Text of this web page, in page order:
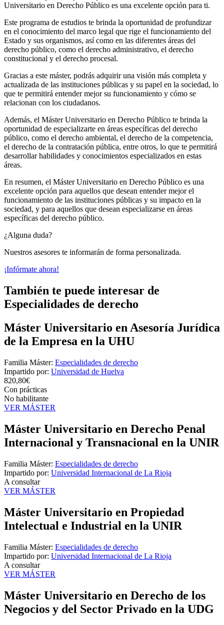
Universitario en Derecho Público es una excelente opción para ti.
Este programa de estudios te brinda la oportunidad de profundizar
en el conocimiento del marco legal que rige el funcionamiento del
Estado y sus organismos, así como en las diferentes áreas del
derecho público, como el derecho administrativo, el derecho
constitucional y el derecho procesal.
Gracias a este máster, podrás adquirir una visión más completa y
actualizada de las instituciones públicas y su papel en la sociedad, lo
que te permitirá entender mejor su funcionamiento y cómo se
relacionan con los ciudadanos.
Además, el Máster Universitario en Derecho Público te brinda la
oportunidad de especializarte en áreas específicas del derecho
público, como el derecho ambiental, el derecho de la competencia,
el derecho de la contratación pública, entre otros, lo que te permitirá
desarrollar habilidades y conocimientos especializados en estas
áreas.
En resumen, el Máster Universitario en Derecho Público es una
excelente opción para aquellos que desean entender mejor el
funcionamiento de las instituciones públicas y su impacto en la
sociedad, y para aquellos que desean especializarse en áreas
específicas del derecho público.
¿Alguna duda?
Nuestros asesores te informarán de forma personalizada.
¡Infórmate ahora!
También te puede interesar de
Especialidades de derecho
Máster Universitario en Asesoría Jurídica
de la Empresa en la UHU
Familia Máster: Especialidades de derecho
Impartido por: Universidad de Huelva
820,80€
Con prácticas
No habilitante
VER MÁSTER
Máster Universitario en Derecho Penal
Internacional y Transnacional en la UNIR
Familia Máster: Especialidades de derecho
Impartido por: Universidad Internacional de La Rioja
A consultar
VER MÁSTER
Máster Universitario en Propiedad
Intelectual e Industrial en la UNIR
Familia Máster: Especialidades de derecho
Impartido por: Universidad Internacional de La Rioja
A consultar
VER MÁSTER
Máster Universitario en Derecho de los
Negocios y del Sector Privado en la UDG